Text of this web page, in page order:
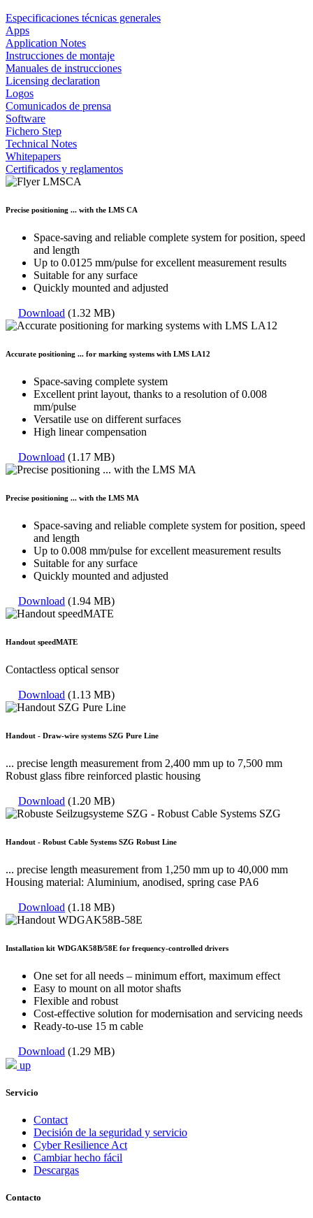
Especificaciones técnicas generales
Apps
Application Notes
Instrucciones de montaje
Manuales de instrucciones
Licensing declaration
Logos
Comunicados de prensa
Software
Fichero Step
Technical Notes
Whitepapers
Certificados y reglamentos
Precise positioning ... with the LMS CA
Space-saving and reliable complete system for position, speed
and length
Up to 0.0125 mm/pulse for excellent measurement results
Suitable for any surface
Quickly mounted and adjusted
Download (1.32 MB)
Accurate positioning ... for marking systems with LMS LA12
Space-saving complete system
Excellent print layout, thanks to a resolution of 0.008
mm/pulse
Versatile use on different surfaces
High linear compensation
Download (1.17 MB)
Precise positioning ... with the LMS MA
Space-saving and reliable complete system for position, speed
and length
Up to 0.008 mm/pulse for excellent measurement results
Suitable for any surface
Quickly mounted and adjusted
Download (1.94 MB)
Handout speedMATE
Contactless optical sensor
Download (1.13 MB)
Handout - Draw-wire systems SZG Pure Line
... precise length measurement from 2,400 mm up to 7,500 mm
Robust glass fibre reinforced plastic housing
Download (1.20 MB)
Handout - Robust Cable Systems SZG Robust Line
... precise length measurement from 1,250 mm up to 40,000 mm
​​​​​​​Housing material: Aluminium, anodised, spring case PA6
Download (1.18 MB)
Installation kit WDGAK58B/58E for frequency-controlled drivers
One set for all needs – minimum effort, maximum effect
Easy to mount on all motor shafts
Flexible and robust
Cost-effective solution for modernisation and servicing needs
Ready-to-use 15 m cable
Download (1.29 MB)
up
Servicio
Contact
Decisión de la seguridad y servicio
Cyber Resilience Act
Cambiar hecho fácil
Descargas
Contacto